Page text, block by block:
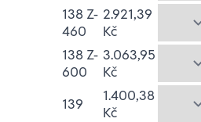
138 Z-
460
2.921,39
Kč
138 Z-
600
3.063,95
Kč
139
1.400,38
Kč